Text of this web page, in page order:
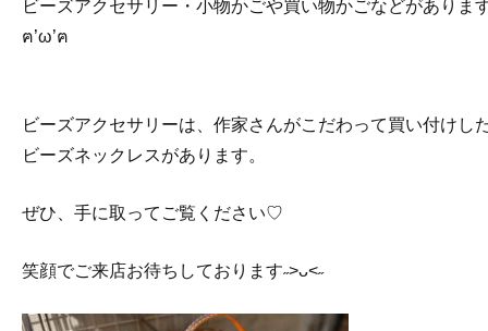
ビーズアクセサリー・小物かごや買い物かごなどがありま
ฅ’ω’ฅ⁡
ビーズアクセサリーは、作家さんがこだわって買い付けし
ビーズネックレスがあります。
ぜひ、手に取ってご覧ください♡⁡
笑顔でご来店お待ちしております˶˃ᴗ˂˶⁡⁡⁡